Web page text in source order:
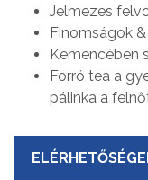
Jelmezes
Finomságok
Kemencében
Forró tea a
pálinka a